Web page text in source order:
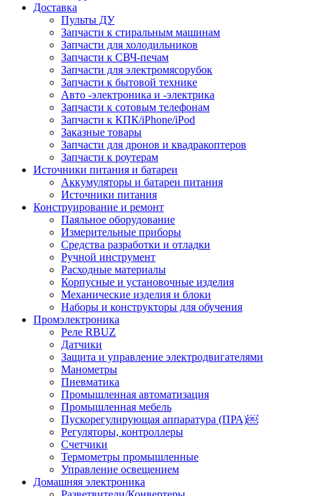
Доставка
Пульты ДУ
Запчасти к стиральным машинам
Запчасти для холодильников
Запчасти к СВЧ-печам
Запчасти для электромясорубок
Запчасти к бытовой технике
Авто -электроника и -электрика
Запчасти к сотовым телефонам
Запчасти к КПК/iPhone/iPod
Заказные товары
Запчасти для дронов и квадракоптеров
Запчасти к роутерам
Источники питания и батареи
Аккумуляторы и батареи питания
Источники питания
Конструирование и ремонт
Паяльное оборудование
Измерительные приборы
Средства разработки и отладки
Ручной инструмент
Расходные материалы
Корпусные и установочные изделия
Механические изделия и блоки
Наборы и конструкторы для обучения
Промэлектроника
Реле RBUZ
Датчики
Защита и управление электродвигателями
Манометры
Пневматика
Промышленная автоматизация
Промышленная мебель
Пускорегулирующая аппаратура (ПРА)￼
Регуляторы, контроллеры
Счетчики
Термометры промышленные
Управление освещением
Домашняя электроника